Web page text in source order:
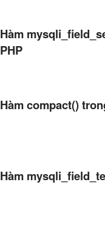
Hàm
PHP
Hàm compact()
Hàm